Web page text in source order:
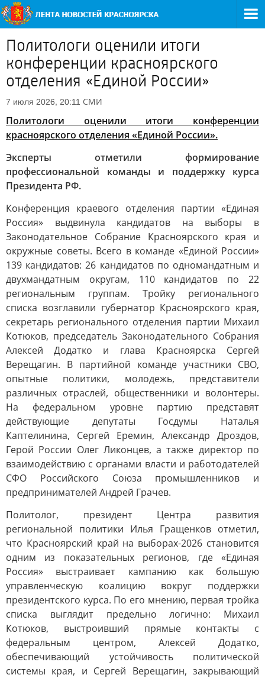
Политологи оценили итоги
конференции красноярского
отделения «Единой России»
7 июля 2026, 20:11 СМИ
Политологи оценили итоги конференции
красноярского отделения «Единой России».
Эксперты отметили формирование
профессиональной команды и поддержку курса
Президента РФ.
Конференция краевого отделения партии «Единая
Россия» выдвинула кандидатов на выборы в
Законодательное Собрание Красноярского края и
окружные советы. Всего в команде «Единой России»
139 кандидатов: 26 кандидатов по одномандатным и
двухмандатным округам, 110 кандидатов по 22
региональным группам. Тройку регионального
списка возглавили губернатор Красноярского края,
секретарь регионального отделения партии Михаил
Котюков, председатель Законодательного Собрания
Алексей Додатко и глава Красноярска Сергей
Верещагин. В партийной команде участники СВО,
опытные политики, молодежь, представители
различных отраслей, общественники и волонтеры.
На федеральном уровне партию представят
действующие депутаты Госдумы Наталья
Каптелинина, Сергей Еремин, Александр Дроздов,
Герой России Олег Ликонцев, а также директор по
взаимодействию с органами власти и работодателей
СФО Российского Союза промышленников и
предпринимателей Андрей Грачев.
Политолог, президент Центра развития
региональной политики Илья Гращенков отметил,
что Красноярский край на выборах-2026 становится
одним из показательных регионов, где «Единая
Россия» выстраивает кампанию как большую
управленческую коалицию вокруг поддержки
президентского курса. По его мнению, первая тройка
списка выглядит предельно логично: Михаил
Котюков, выстроивший прямые контакты с
федеральным центром, Алексей Додатко,
обеспечивающий устойчивость политической
системы края, и Сергей Верещагин, закрывающий